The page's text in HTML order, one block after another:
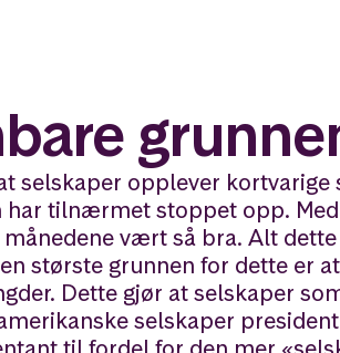
selskaper opplever
har tilnærmet stoppet opp.
månedene vært så bra. Alt
største grunnen for dette er
Dette gjør at selskaper
selskaper